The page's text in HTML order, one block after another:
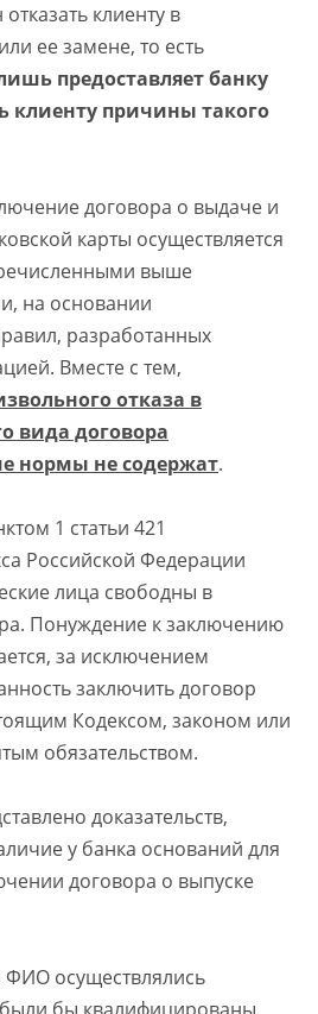
клиенту в
ее замене, то есть
предоставляет банку
клиенту причины такого
договора о выдаче и
карты осуществляется
выше
на основании
разработанных
Вместе с тем,
отказа в
вида договора
нормы не содержат.
1 статьи 421
Российской Федерации
лица свободны в
Понуждение к заключению
за исключением
заключить договор
Кодексом, законом или
обязательством.
доказательств,
у банка оснований для
договора о выпуске
ФИО осуществлялись